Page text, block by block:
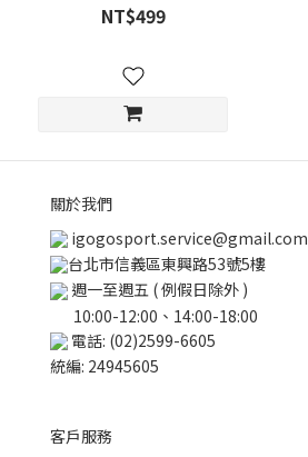
NT$499
關於我們
igogosport.service@gmail.com
台北市信義區東興路53號5樓
週一至週五 ( 例假日除外 )
10:00-12:00、14:00-18:00
電話: (02)2599-6605
統編: 24945605
客戶服務